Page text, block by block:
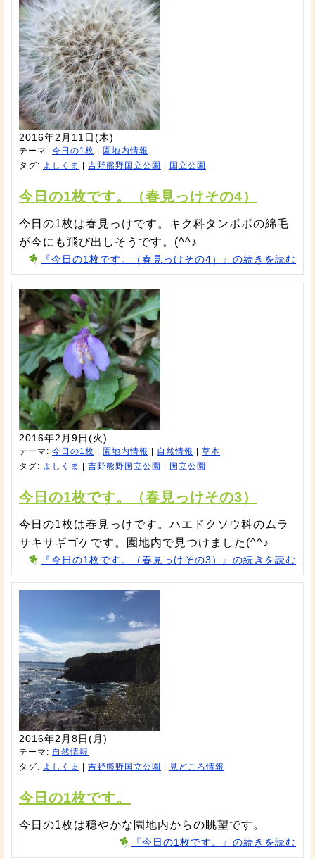
2016年2月11日(木)
テーマ: 今日の1枚
園地内情報
タグ: よしくま 吉野熊野国立公園 国立公園
今日の1枚です。（春見っけその4）
今日の1枚は春見っけです。キク科タンポポの綿毛
が今にも飛び出しそうです。(^^♪
『今日の1枚です。（春見っけその4）』の続きを読む
2016年2月9日(火)
テーマ: 今日の1枚 園地内情報 自然情報
草本
タグ: よしくま 吉野熊野国立公園 国立公園
今日の1枚です。（春見っけその3）
今日の1枚は春見っけです。ハエドクソウ科のムラ
サキサギゴケです。園地内で見つけました(^^♪
『今日の1枚です。（春見っけその3）』の続きを読む
2016年2月8日(月)
テーマ: 自然情報
タグ: よしくま 吉野熊野国立公園 見どころ情報
今日の1枚です。
今日の1枚は穏やかな園地内からの眺望です。
『今日の1枚です。』の続きを読む